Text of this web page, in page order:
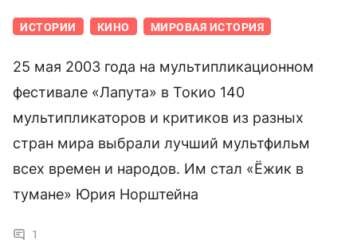
ИСТОРИИ КИНО МИРОВАЯ ИСТОРИЯ
25 мая 2003 года на мультипликационном
фестивале «Лапута» в Токио 140
мультипликаторов и критиков из разных
стран мира выбрали лучший мультфильм
всех времен и народов. Им стал «Ёжик в
тумане» Юрия Норштейна
1